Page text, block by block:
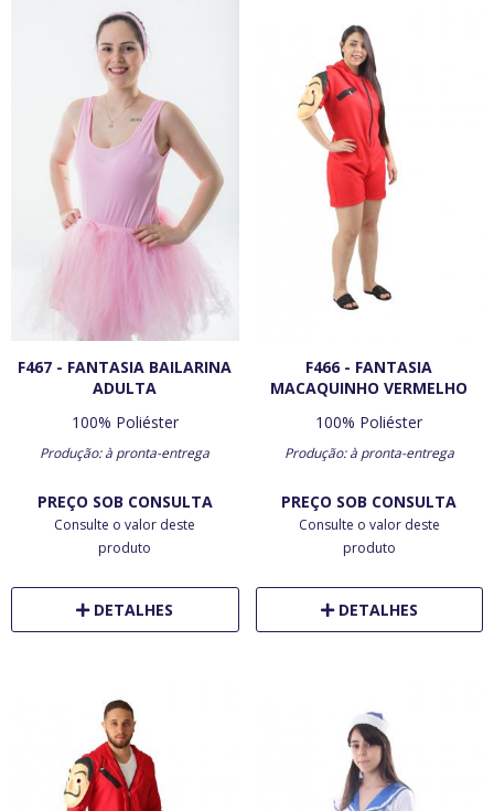
F467 - FANTASIA BAILARINA
ADULTA
100% Poliéster
Produção: à pronta-entrega
PREÇO SOB CONSULTA
Consulte o valor deste
produto
DETALHES
F466 - FANTASIA
MACAQUINHO VERMELHO
100% Poliéster
Produção: à pronta-entrega
PREÇO SOB CONSULTA
Consulte o valor deste
produto
DETALHES